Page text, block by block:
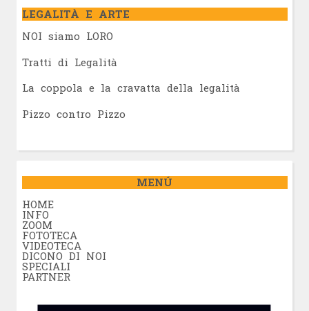
LEGALITÀ E ARTE
NOI siamo LORO
Tratti di Legalità
La coppola e la cravatta della legalità
Pizzo contro Pizzo
MENÚ
HOME
INFO
ZOOM
FOTOTECA
VIDEOTECA
DICONO DI NOI
SPECIALI
PARTNER